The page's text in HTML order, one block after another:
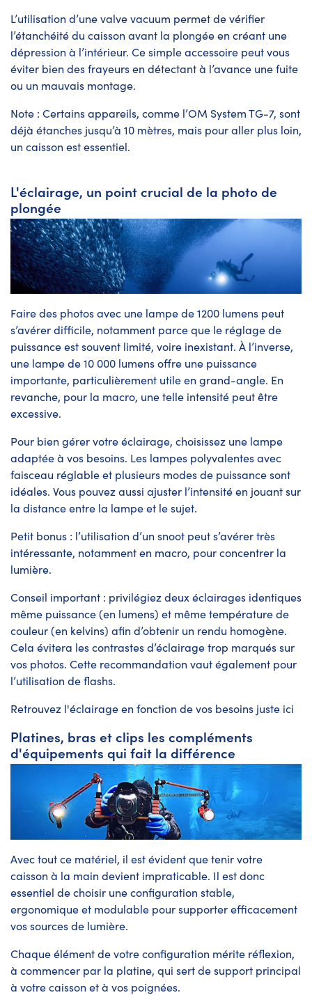
L’utilisation d’une valve vacuum permet de vérifier
l’étanchéité du caisson avant la plongée en créant une
dépression à l’intérieur. Ce simple accessoire peut vous
éviter bien des frayeurs en détectant à l’avance une fuite
ou un mauvais montage.
Note : Certains appareils, comme l’OM System TG-7, sont
déjà étanches jusqu’à 10 mètres, mais pour aller plus loin,
un caisson est essentiel.
L'éclairage, un point crucial de la photo de
plongée
Faire des photos avec une lampe de 1200 lumens peut
s’avérer difficile, notamment parce que le réglage de
puissance est souvent limité, voire inexistant. À l’inverse,
une lampe de 10 000 lumens offre une puissance
importante, particulièrement utile en grand-angle. En
revanche, pour la macro, une telle intensité peut être
excessive.
Pour bien gérer votre éclairage, choisissez une lampe
adaptée à vos besoins. Les lampes polyvalentes avec
faisceau réglable et plusieurs modes de puissance sont
idéales. Vous pouvez aussi ajuster l’intensité en jouant sur
la distance entre la lampe et le sujet.
Petit bonus : l’utilisation d’un snoot peut s’avérer très
intéressante, notamment en macro, pour concentrer la
lumière.
Conseil important : privilégiez deux éclairages identiques
même puissance (en lumens) et même température de
couleur (en kelvins) afin d’obtenir un rendu homogène.
Cela évitera les contrastes d’éclairage trop marqués sur
vos photos. Cette recommandation vaut également pour
l’utilisation de flashs.
Retrouvez l'éclairage en fonction de vos besoins juste ici
Platines, bras et clips les compléments
d'équipements qui fait la différence
Avec tout ce matériel, il est évident que tenir votre
caisson à la main devient impraticable. Il est donc
essentiel de choisir une configuration stable,
ergonomique et modulable pour supporter efficacement
vos sources de lumière.
Chaque élément de votre configuration mérite réflexion,
à commencer par la platine, qui sert de support principal
à votre caisson et à vos poignées.